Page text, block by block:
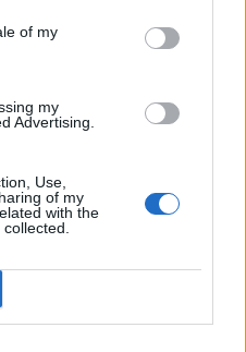
of my
my
Advertising.
Use,
of my
with the
l’Aldea segona d’etiqueta d’or